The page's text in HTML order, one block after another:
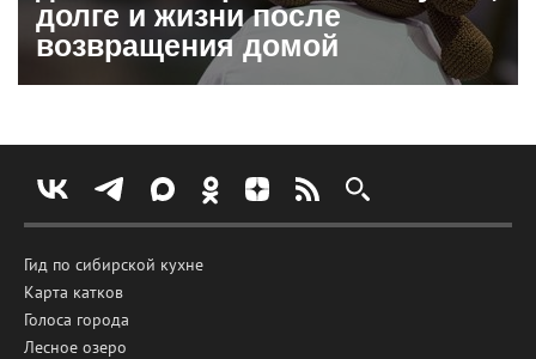
долге и жизни после
возвращения домой
Гид по сибирской кухне
Карта катков
Голоса города
Лесное озеро